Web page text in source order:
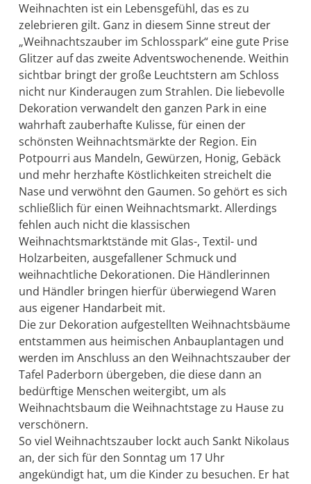
Weihnachten ist ein Lebensgefühl, das es zu
zelebrieren gilt. Ganz in diesem Sinne streut der
„Weihnachtszauber im Schlosspark“ eine gute Prise
Glitzer auf das zweite Adventswochenende. Weithin
sichtbar bringt der große Leuchtstern am Schloss
nicht nur Kinderaugen zum Strahlen. Die liebevolle
Dekoration verwandelt den ganzen Park in eine
wahrhaft zauberhafte Kulisse, für einen der
schönsten Weihnachtsmärkte der Region. Ein
Potpourri aus Mandeln, Gewürzen, Honig, Gebäck
und mehr herzhafte Köstlichkeiten streichelt die
Nase und verwöhnt den Gaumen. So gehört es sich
schließlich für einen Weihnachtsmarkt. Allerdings
fehlen auch nicht die klassischen
Weihnachtsmarktstände mit Glas-, Textil- und
Holzarbeiten, ausgefallener Schmuck und
weihnachtliche Dekorationen. Die Händlerinnen
und Händler bringen hierfür überwiegend Waren
aus eigener Handarbeit mit.
Die zur Dekoration aufgestellten Weihnachtsbäume
entstammen aus heimischen Anbauplantagen und
werden im Anschluss an den Weihnachtszauber der
Tafel Paderborn übergeben, die diese dann an
bedürftige Menschen weitergibt, um als
Weihnachtsbaum die Weihnachtstage zu Hause zu
verschönern.
So viel Weihnachtszauber lockt auch Sankt Nikolaus
an, der sich für den Sonntag um 17 Uhr
angekündigt hat, um die Kinder zu besuchen. Er hat